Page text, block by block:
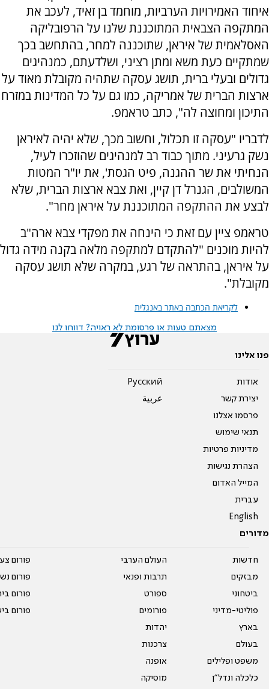
איחוד האמירויות הערביות, מוחמד בן זאיד, לעכב את
המתקפה הצבאית המתוכננת שלנו על הרפובליקה
האסלאמית של איראן, שתוכננה למחר, בהתחשב בכך
שמתקיים כעת משא ומתן רציני, ושלדעתם, כמנהיגים
גדולים ובעלי ברית, תושג עסקה שתהיה מקובלת מאוד על
ארצות הברית של אמריקה, כמו גם על כל המדינות במזרח
התיכון ומחוצה לה", כתב טראמפ.
לדבריו "עסקה זו תכלול, וחשוב מכך, שלא יהיה לאיראן
נשק גרעיני. מתוך כבוד רב למנהיגים שהוזכרו לעיל,
הנחיתי את שר ההגנה, פיט הגסת', את יו"ר המטות
המשולבים, הגנרל דן קיין, ואת צבא ארצות הברית, שלא
לבצע את ההתקפה המתוכננת על איראן מחר".
טראמפ ציין עם זאת כי הינחה את מפקדי צבא ארה"ב
להיות מוכנים "להתקדם למתקפה מלאה בקנה מידה גדול
על איראן, בהתראה של רגע, במקרה שלא תושג עסקה
מקובלת".
לקריאת הכתבה באתר באנגלית
מצאתם טעות או פרסומת לא ראויה? דווחו לנו
פנו אלינו
אודות
יצירת קשר
פרסמו אצלנו
תנאי שימוש
מדיניות פרטיות
הצהרת נגישות
המייל האדום
עברית
English
Pусский
عربية
מדורים
חדשות
מבזקים
ביטחוני
פוליטי-מדיני
בארץ
בעולם
משפט ופלילים
כלכלה ונדל"ן
העולם הערבי
תרבות ופנאי
ספורט
פורומים
יהדות
צרכנות
אופנה
מוסיקה
פורום
פורום
פורום
פורום